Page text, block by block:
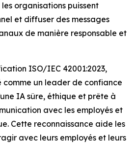
organisations puissent
et diffuser des messages
de manière responsable et
ISO/IEC 42001:2023,
comme un leader de confiance
IA sûre, éthique et prête à
avec les employés et
Cette reconnaissance aide les
avec leurs employés et leurs